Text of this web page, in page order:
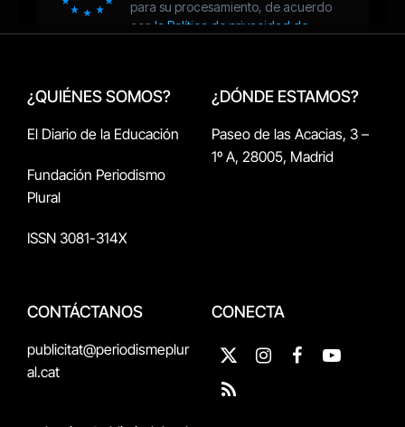
¿QUIÉNES SOMOS?
El Diario de la Educación
Fundación Periodismo
Plural
ISSN 3081-314X
¿DÓNDE ESTAMOS?
Paseo de las Acacias, 3 –
1º A, 28005, Madrid
CONTÁCTANOS
publicitat@periodismeplur
al.cat
CONECTA
X
(Twitter)
InstagramFacebookYouTube
RSS